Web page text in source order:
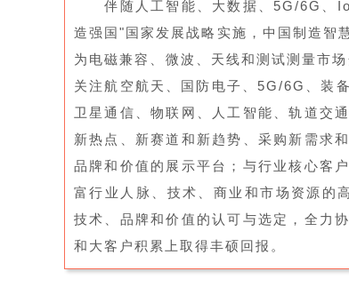
伴随人工智能、大数据、5G/6G、
造强国"国家发展战略实施，中国制造智
为电磁兼容、微波、天线和测试测量市
关注航空航天、国防电子、5G/6G、装
卫星通信、物联网、人工智能、轨道交
新热点、新赛道和新趋势、采购新需求
品牌和价值的展示平台；与行业核心客
富行业人脉、技术、商业和市场资源的
技术、品牌和价值的认可与选定，全力
和大客户积累上取得丰硕回报。